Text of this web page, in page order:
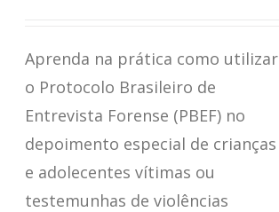
Aprenda na prática como utilizar
o Protocolo Brasileiro de
Entrevista Forense (PBEF) no
depoimento especial de crianças
e adolecentes vítimas ou
testemunhas de violências